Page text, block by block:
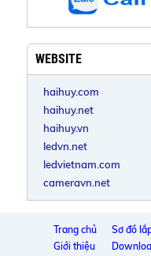
WEBSITE
haihuy.com
haihuy.net
haihuy.vn
ledvn.net
ledvietnam.com
cameravn.net
Trang chủ
Giới thiệu
Sơ đồ